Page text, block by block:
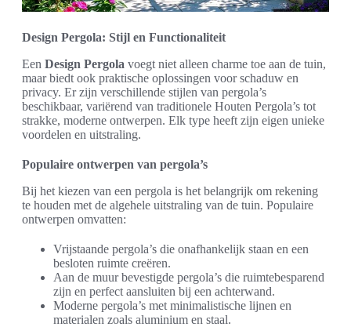
Design Pergola: Stijl en Functionaliteit
Een Design Pergola voegt niet alleen charme toe aan de tuin,
maar biedt ook praktische oplossingen voor schaduw en
privacy. Er zijn verschillende stijlen van pergola’s
beschikbaar, variërend van traditionele Houten Pergola’s tot
strakke, moderne ontwerpen. Elk type heeft zijn eigen unieke
voordelen en uitstraling.
Populaire ontwerpen van pergola’s
Bij het kiezen van een pergola is het belangrijk om rekening
te houden met de algehele uitstraling van de tuin. Populaire
ontwerpen omvatten:
Vrijstaande pergola’s die onafhankelijk staan en een
besloten ruimte creëren.
Aan de muur bevestigde pergola’s die ruimtebesparend
zijn en perfect aansluiten bij een achterwand.
Moderne pergola’s met minimalistische lijnen en
materialen zoals aluminium en staal.